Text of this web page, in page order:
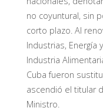
no coyuntural, sin
corto plazo. Al
Industrias, Energía
Industria
Cuba fueron
ascendió el titular
Ministro.